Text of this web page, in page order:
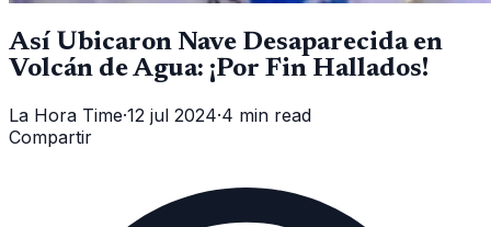
Así Ubicaron Nave Desaparecida en
Volcán de Agua: ¡Por Fin Hallados!
La Hora Time·12 jul 2024·4 min read
Compartir